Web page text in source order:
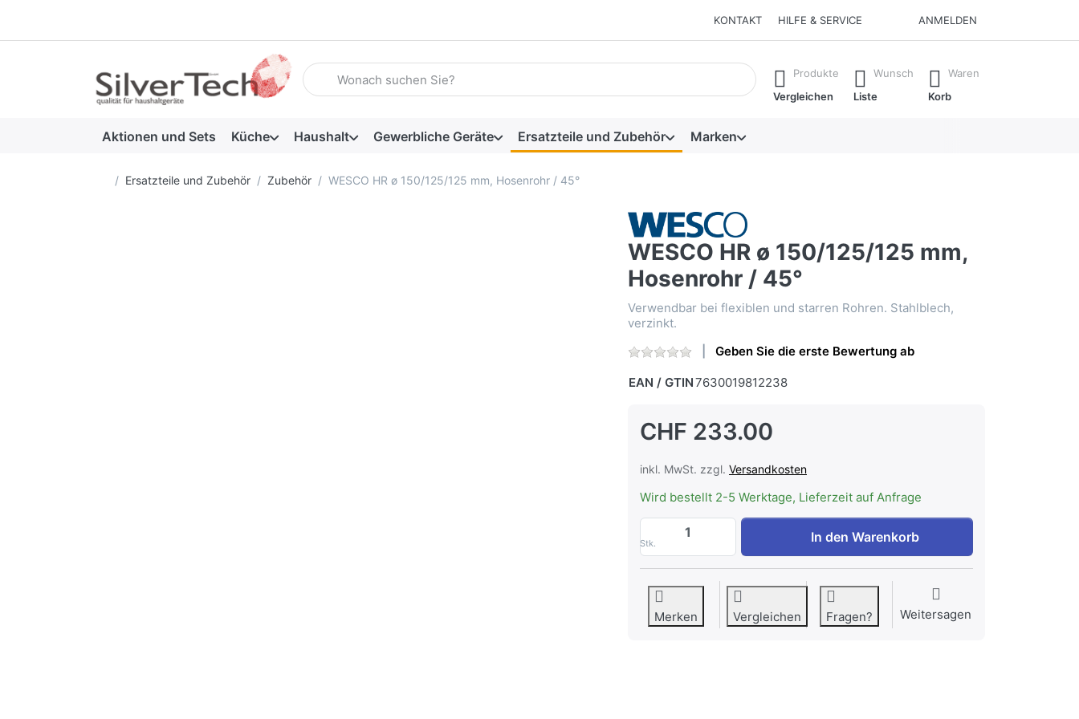
KONTAKT HILFE & SERVICE ANMELDEN
Geben Sie einen Suchbegriff ein. Während Sie tippen, erscheinen automatisch erste Ergebnisse. Drücken Sie die Eingabetaste, um alle
Produkte
Vergleichen
Wunsch
Liste
Waren
Korb
Aktionen und Sets Küche Haushalt Gewerbliche Geräte Ersatzteile und Zubehör Marken
Startseite
Ersatzteile und Zubehör Zubehör WESCO HR ø 150/125/125 mm, Hosenrohr / 45°
WESCO HR ø 150/125/125 mm,
Hosenrohr / 45°
Verwendbar bei flexiblen und starren Rohren. Stahlblech,
verzinkt.
Geben Sie die erste Bewertung ab
EAN / GTIN7630019812238
CHF 233.00
inkl. MwSt. zzgl. Versandkosten
Wird bestellt 2-5 Werktage, Lieferzeit auf Anfrage
Stk.
WESCO HR ø 150/125/125 mm, Hosenrohr / 45° zu CHF
In den Warenkorb
Merken Vergleichen Fragen? Weitersagen